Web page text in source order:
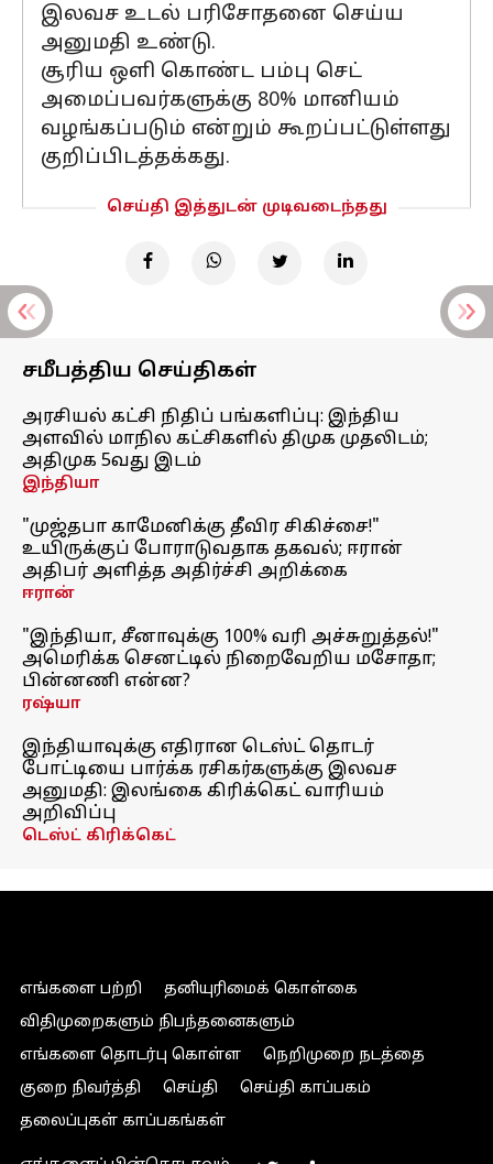
இலவச உடல் பரிசோதனை செய்ய
அனுமதி உண்டு.
சூரிய ஒளி கொண்ட பம்பு செட்
அமைப்பவர்களுக்கு 80% மானியம்
வழங்கப்படும் என்றும் கூறப்பட்டுள்ளது
குறிப்பிடத்தக்கது.
செய்தி இத்துடன் முடிவடைந்தது
சமீபத்திய செய்திகள்
அரசியல் கட்சி நிதிப் பங்களிப்பு: இந்திய
அளவில் மாநில கட்சிகளில் திமுக முதலிடம்;
அதிமுக 5வது இடம்
இந்தியா
"முஜ்தபா காமேனிக்கு தீவிர சிகிச்சை!"
உயிருக்குப் போராடுவதாக தகவல்; ஈரான்
அதிபர் அளித்த அதிர்ச்சி அறிக்கை
ஈரான்
"இந்தியா, சீனாவுக்கு 100% வரி அச்சுறுத்தல்!"
அமெரிக்க செனட்டில் நிறைவேறிய மசோதா;
பின்னணி என்ன?
ரஷ்யா
இந்தியாவுக்கு எதிரான டெஸ்ட் தொடர்
போட்டியை பார்க்க ரசிகர்களுக்கு இலவச
அனுமதி: இலங்கை கிரிக்கெட் வாரியம்
அறிவிப்பு
டெஸ்ட் கிரிக்கெட்
எங்களை பற்றி
தனியுரிமைக் கொள்கை
விதிமுறைகளும் நிபந்தனைகளும்
எங்களை தொடர்பு கொள்ள
நெறிமுறை நடத்தை
குறை நிவர்த்தி
செய்தி
செய்தி காப்பகம்
தலைப்புகள் காப்பகங்கள்